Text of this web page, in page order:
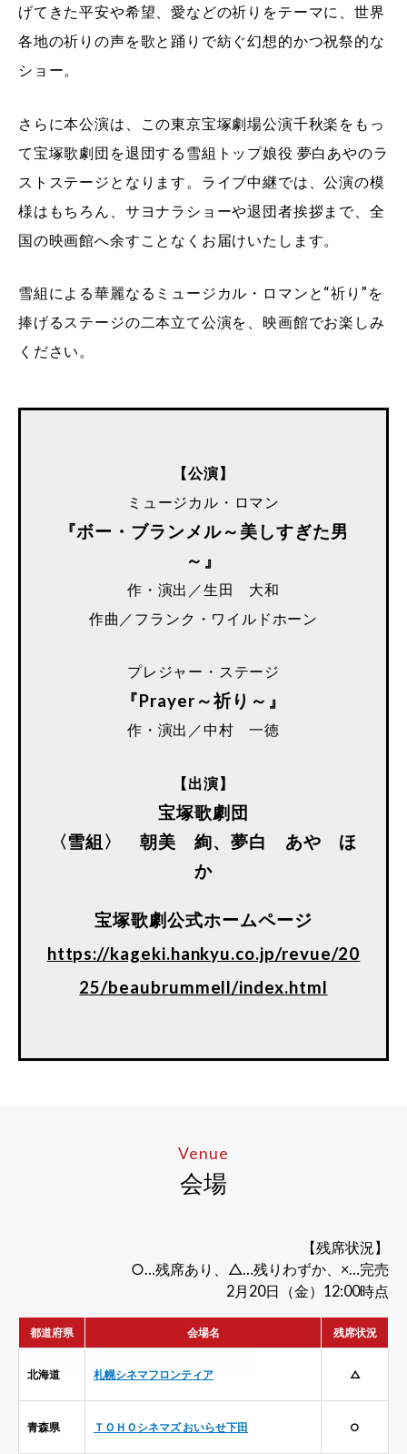
げてきた平安や希望、愛などの祈りをテーマに、世界
各地の祈りの声を歌と踊りで紡ぐ幻想的かつ祝祭的な
ショー。
さらに本公演は、この東京宝塚劇場公演千秋楽をもっ
て宝塚歌劇団を退団する雪組トップ娘役 夢白あやのラ
ストステージとなります。ライブ中継では、公演の模
様はもちろん、サヨナラショーや退団者挨拶まで、全
国の映画館へ余すことなくお届けいたします。
雪組による華麗なるミュージカル・ロマンと“祈り”を
捧げるステージの二本立て公演を、映画館でお楽しみ
ください。
【公演】
ミュージカル・ロマン
『ボー・ブランメル～美しすぎた男
～』
作・演出／生田 大和
作曲／フランク・ワイルドホーン
プレジャー・ステージ
『Prayer～祈り～』
作・演出／中村 一徳
【出演】
宝塚歌劇団
〈雪組〉 朝美 絢、夢白 あや ほ
か
宝塚歌劇公式ホームページ
https://kageki.hankyu.co.jp/revue/20
25/beaubrummell/index.html
Venue
会場
【残席状況】
○…残席あり、△…残りわずか、×…完売
2月20日（金）12:00時点
都道府県 会場名 残席状況
北海道 札幌シネマフロンティア △
青森県 ＴＯＨＯシネマズ おいらせ下田 ○